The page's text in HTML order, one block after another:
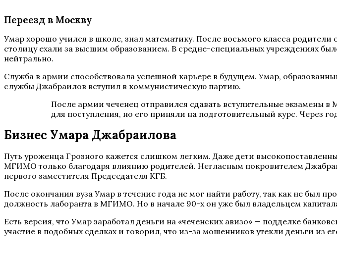
Переезд в Москву
Умар хорошо учился в школе, знал математику. После восьмого класса
столицу ехали за высшим образованием. В средне-специальных учреждениях
нейтрально.
Служба в армии способствовала успешной карьере в будущем. Умар,
службы Джабраилов вступил в коммунистическую партию.
После армии чеченец отправился сдавать вступительные экзамены
для поступления, но его приняли на подготовительный курс. Через
Бизнес Умара Джабраилова
Путь уроженца Грозного кажется слишком легким. Даже дети
МГИМО только благодаря влиянию родителей. Негласным покровителем
первого заместителя Председателя КГБ.
После окончания вуза Умар в течение года не мог найти работу, так как не был
должность лаборанта в МГИМО. Но в начале 90-х он уже был владельцем
Есть версия, что Умар заработал деньги на «чеченских авизо» — подделке
участие в подобных сделках и говорил, что из-за мошенников утекли деньги